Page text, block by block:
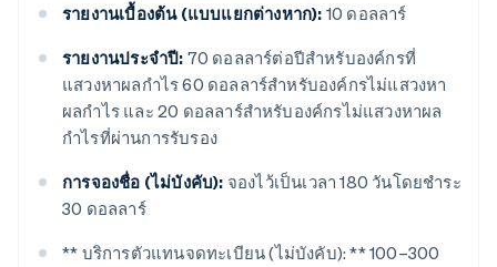
รายงานเบื้องต้น (แบบแยกต่างหาก): 10 ดอลลาร์
รายงานประจำปี: 70 ดอลลาร์ต่อปีสำหรับองค์กรที่
แสวงหาผลกำไร 60 ดอลลาร์สำหรับองค์กรไม่แสวงหา
ผลกำไร และ 20 ดอลลาร์สำหรับองค์กรไม่แสวงหาผล
กำไรที่ผ่านการรับรอง
การจองชื่อ (ไม่บังคับ): จองไว้เป็นเวลา 180 วันโดยชำระ
30 ดอลลาร์
** บริการตัวแทนจดทะเบียน (ไม่บังคับ): ** 100–300